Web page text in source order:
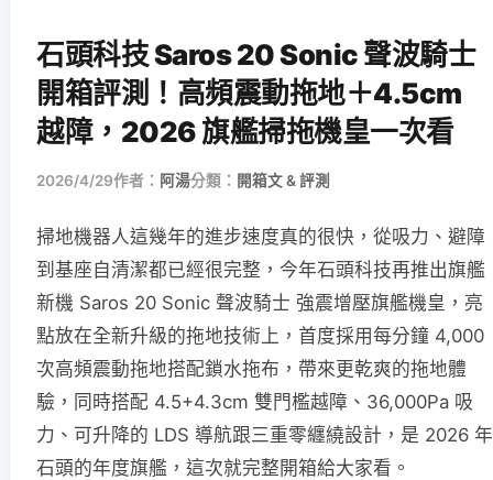
石頭科技 Saros 20 Sonic 聲波騎士
開箱評測！高頻震動拖地＋4.5cm
越障，2026 旗艦掃拖機皇一次看
2026/4/29作者： 阿湯分類： 開箱文 & 評測
掃地機器人這幾年的進步速度真的很快，從吸力、避障
到基座自清潔都已經很完整，今年石頭科技再推出旗艦
新機 Saros 20 Sonic 聲波騎士 強震增壓旗艦機皇，亮
點放在全新升級的拖地技術上，首度採用每分鐘 4,000
次高頻震動拖地搭配鎖水拖布，帶來更乾爽的拖地體
驗，同時搭配 4.5+4.3cm 雙門檻越障、36,000Pa 吸
力、可升降的 LDS 導航跟三重零纏繞設計，是 2026 年
石頭的年度旗艦，這次就完整開箱給大家看。